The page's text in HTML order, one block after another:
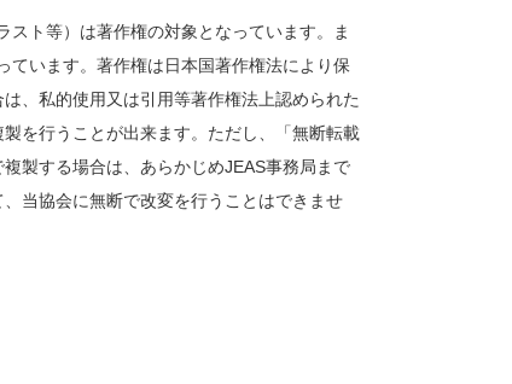
スト等）は著作権の対象となっています。ま
ています。著作権は日本国著作権法により保
、私的使用又は引用等著作権法上認められた
を行うことが出来ます。ただし、「無断転載
製する場合は、あらかじめJEAS事務局まで
当協会に無断で改変を行うことはできませ